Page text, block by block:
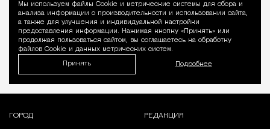
Уведомление
Мы используем файлы Сookie и метрические системы для сбора и
анализа информации о производительности и использовании сайта,
а также для улучшения и индивидуальной настройки
предоставления информации. Нажимая кнопку «Принять» или
продолжая пользоваться сайтом, вы соглашаетесь на обработку
файлов Cookie и данных метрических систем.
Принять Подробнее
ГОРОД РЕДАКЦИЯ